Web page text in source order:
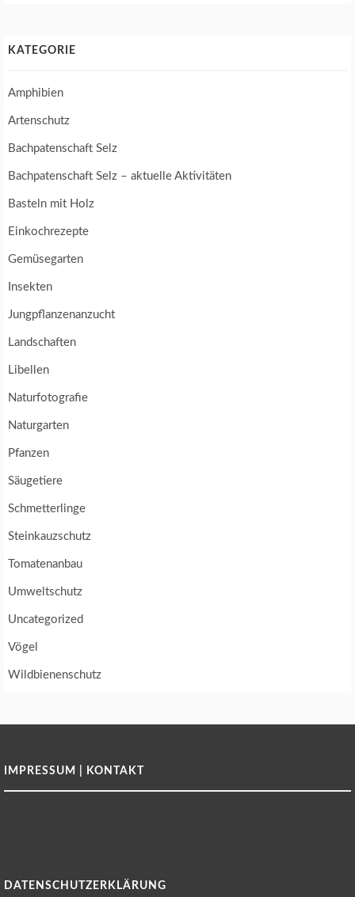
KATEGORIE
Amphibien
Artenschutz
Bachpatenschaft Selz
Bachpatenschaft Selz – aktuelle Aktivitäten
Basteln mit Holz
Einkochrezepte
Gemüsegarten
Insekten
Jungpflanzenanzucht
Landschaften
Libellen
Naturfotografie
Naturgarten
Pfanzen
Säugetiere
Schmetterlinge
Steinkauzschutz
Tomatenanbau
Umweltschutz
Uncategorized
Vögel
Wildbienenschutz
IMPRESSUM | KONTAKT
DATENSCHUTZERKLÄRUNG